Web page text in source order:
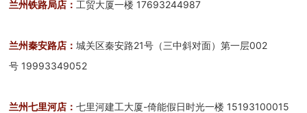
兰州铁路局店： 工贸大厦一楼 17693244987
兰州秦安路店：城关区秦安路21号（三中斜对面）第一层002
号 19993349052
兰州七里河店：七里河建工大厦-倚能假日时光一楼 15193100015